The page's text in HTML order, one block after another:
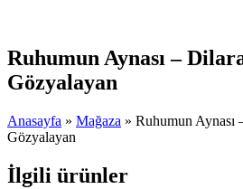
Ruhumun Aynası –
Gözyalayan
Anasayfa » Mağaza » Ruhumun Aynası
Gözyalayan
İlgili ürünler